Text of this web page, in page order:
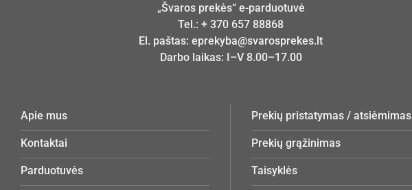
„Švaros prekės“ e-parduotuvė
Tel.: + 370 657 88868
El. paštas: eprekyba@svarosprekes.lt
Darbo laikas: I–V 8.00–17.00
Apie mus
Kontaktai
Parduotuvės
Prekių pristatymas / atsiėmimas
Prekių grąžinimas
Taisyklės